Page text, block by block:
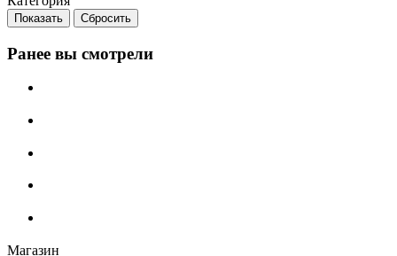
Сбросить
Ранее вы смотрели
Магазин